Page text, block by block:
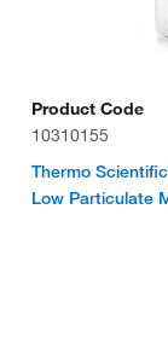
Product Code
10310155
Thermo
Low Particulate